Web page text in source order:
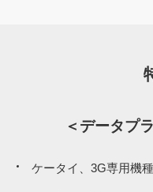
ペイトク50※9
ペイトク30※9
＜データプ
ケータイ、3G専用機